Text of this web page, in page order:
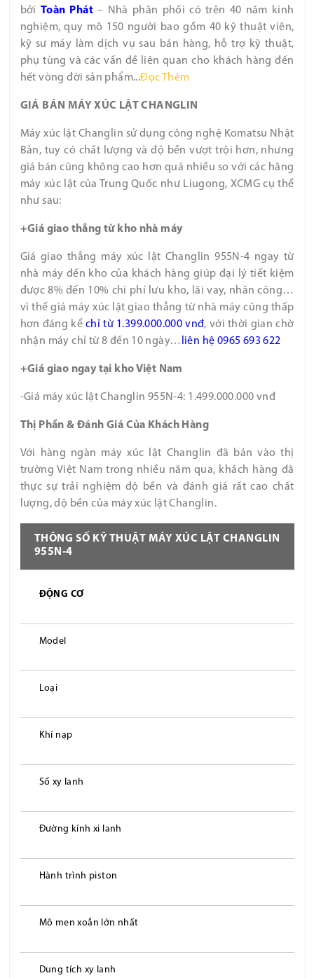
bởi Toàn Phát – Nhà phân phối có trên 40 năm kinh
nghiệm, quy mô 150 người bao gồm 40 kỹ thuật viên,
kỹ sư máy làm dịch vụ sau bán hàng, hỗ trợ kỹ thuật,
phụ tùng và các vấn đề liên quan cho khách hàng đến
hết vòng đời sản phẩm...Đọc Thêm
GIÁ BÁN MÁY XÚC LẬT CHANGLIN
Máy xúc lật Changlin sử dụng công nghệ Komatsu Nhật
Bản, tuy có chất lượng và độ bền vượt trội hơn, nhưng
giá bán cũng không cao hơn quá nhiều so với các hãng
máy xúc lật của Trung Quốc như Liugong, XCMG cụ thể
như sau:
+Giá giao thẳng từ kho nhà máy
Giá giao thẳng máy xúc lật Changlin 955N-4 ngay từ
nhà máy đến kho của khách hàng giúp đại lý tiết kiệm
được 8% đến 10% chi phí lưu kho, lãi vay, nhân công…
vì thế giá máy xúc lật giao thẳng từ nhà máy cũng thấp
hơn đáng kểchỉ từ 1.399.000.000 vnđ, với thời gian chờ
nhận máy chỉ từ 8 đến 10 ngày… liên hệ 0965 693 622
+Giá giao ngay tại kho Việt Nam
-Giá máy xúc lật Changlin 955N-4: 1.499.000.000 vnđ
Thị Phần & Đánh Giá Của Khách Hàng
Với hàng ngàn máy xúc lật Changlin đã bán vào thị
trường Việt Nam trong nhiều năm qua, khách hàng đã
thực sự trải nghiệm độ bền và đánh giá rất cao chất
lượng, dộ bền của máy xúc lật Changlin.
THÔNG SỐ KỸ THUẬT MÁY XÚC LẬT CHANGLIN
955N-4
ĐỘNG CƠ
Model
Loại
Khí nạp
Số xy lanh
Đường kính xi lanh
Hành trình piston
Mô men xoắn lớn nhất
Dung tích xy lanh